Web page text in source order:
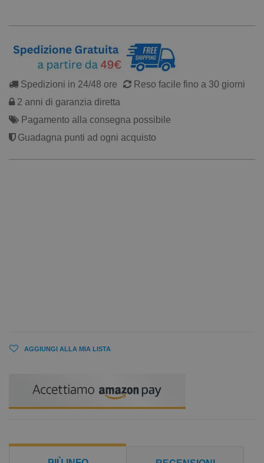
Spedizioni in 24/48 ore
Reso facile fino a 30 giorni
2 anni di garanzia diretta
Pagamento alla consegna possibile
Guadagna punti ad ogni acquisto
AGGIUNGI ALLA MIA LISTA